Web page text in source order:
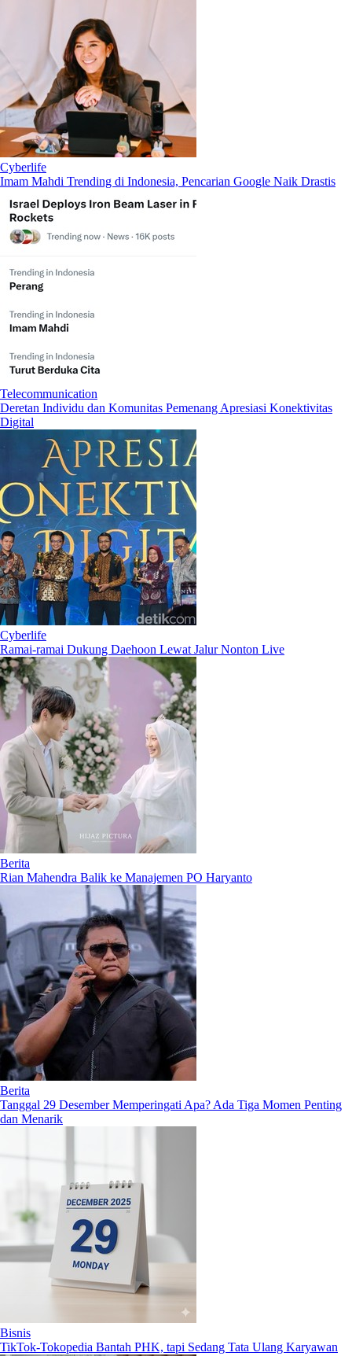
Cyberlife
Imam Mahdi Trending di Indonesia, Pencarian Google Naik Drastis
Telecommunication
Deretan Individu dan Komunitas Pemenang Apresiasi Konektivitas
Digital
Cyberlife
Ramai-ramai Dukung Daehoon Lewat Jalur Nonton Live
Berita
Rian Mahendra Balik ke Manajemen PO Haryanto
Berita
Tanggal 29 Desember Memperingati Apa? Ada Tiga Momen Penting
dan Menarik
Bisnis
TikTok-Tokopedia Bantah PHK, tapi Sedang Tata Ulang Karyawan